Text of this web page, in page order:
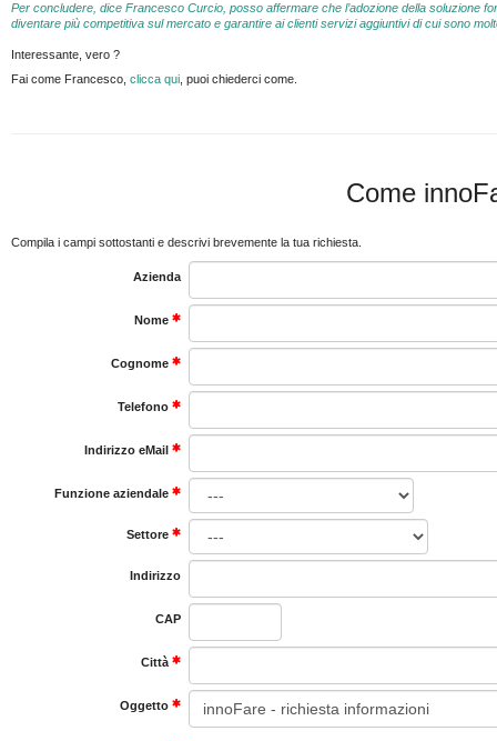
Per concludere, dice Francesco Curcio, posso affermare che l’adozione della soluzione
diventare più competitiva sul mercato e garantire ai clienti servizi aggiuntivi di cui sono
Interessante, vero ?
Fai come Francesco, clicca qui , puoi chiederci come.
Come
Compila i campi sottostanti e descrivi brevemente la tua richiesta.
Azienda
Nome
Cognome
Telefono
Indirizzo eMail
Funzione aziendale
Settore
Indirizzo
CAP
Città
Oggetto